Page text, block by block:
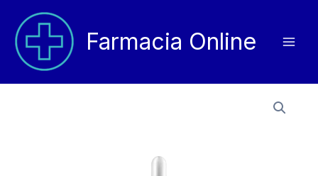
contenuto
Farmacia Online